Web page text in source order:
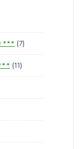
*** 77
t
r
é
111
1
e
m
k